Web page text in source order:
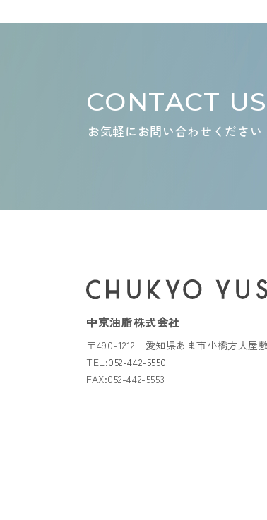
CONTACT US
お気軽にお問い合わせください
中京油脂株式会社
〒490-1212 愛知県あま市小橋方大屋
TEL:052-442-5550
FAX:052-442-5553